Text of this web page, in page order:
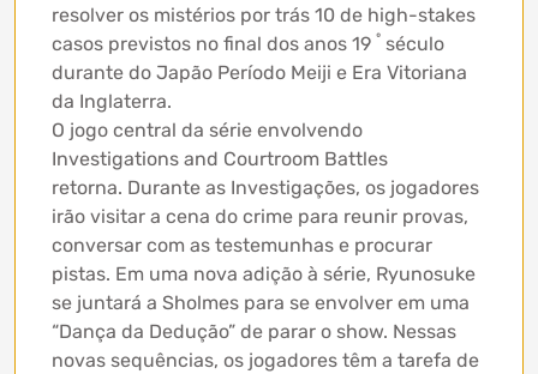
resolver os mistérios por trás 10 de high-stakes
casos previstos no final dos anos 19 º século
durante do Japão Período Meiji e Era Vitoriana
da Inglaterra.
O jogo central da série envolvendo
Investigations and Courtroom Battles
retorna. Durante as Investigações, os jogadores
irão visitar a cena do crime para reunir provas,
conversar com as testemunhas e procurar
pistas. Em uma nova adição à série, Ryunosuke
se juntará a Sholmes para se envolver em uma
“Dança da Dedução” de parar o show. Nessas
novas sequências, os jogadores têm a tarefa de